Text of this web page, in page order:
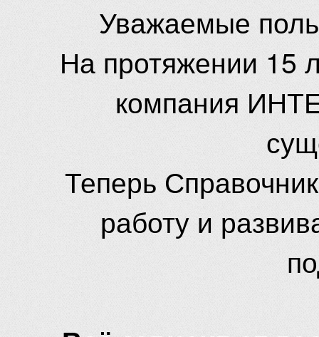
Уважаемые
На протяжении 15
компания
Теперь
работу и